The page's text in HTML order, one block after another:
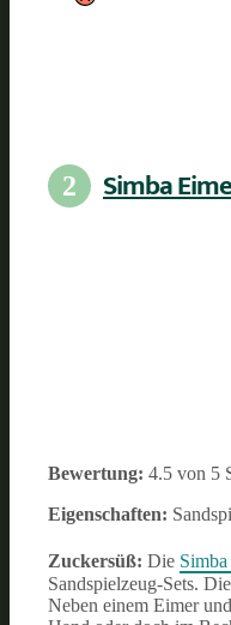
2 Simba
Bewertung: 4.5 von 5
Eigenschaften:
Zuckersüß: Die
Sandspielzeug-Sets.
Neben einem Eimer